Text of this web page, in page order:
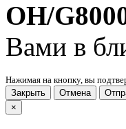
OH/
Вами в
Нажимая на кнопку, вы
Закрыть
Отмена
×